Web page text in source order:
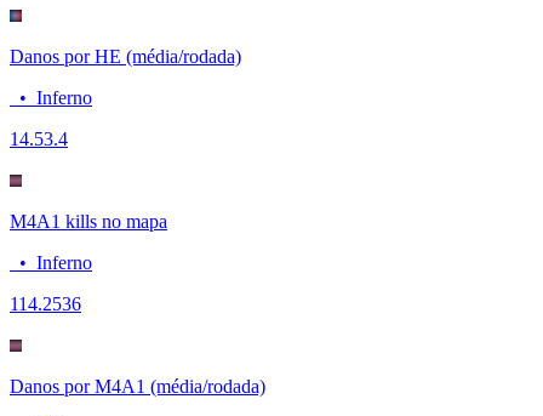
Danos por HE (média/rodada)
• Inferno
14.53.4
M4A1 kills no mapa
• Inferno
114.2536
Danos por M4A1 (média/rodada)